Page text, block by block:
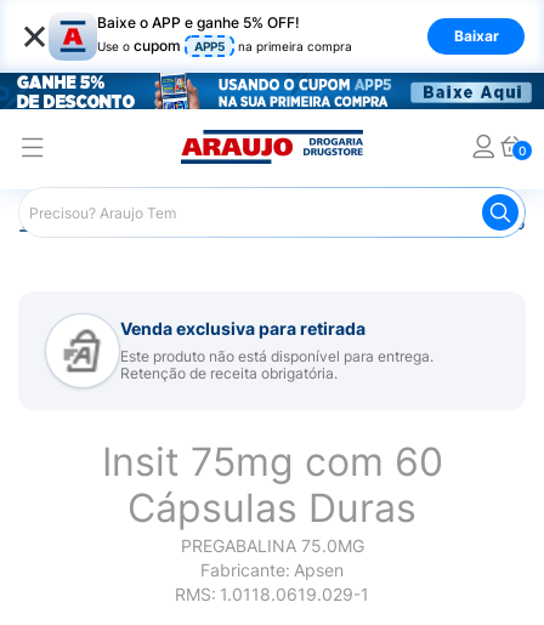
× Baixe o APP e ganhe 5% OFF!
Use o cupom APP5 na primeira compra
Baixar
0
Araujo Medicamentos Remédio para Sistema Nervoso
Venda exclusiva para retirada
Este produto não está disponível para entrega.
Retenção de receita obrigatória.
Insit 75mg com 60
Cápsulas Duras
PREGABALINA 75.0MG
Fabricante: Apsen
RMS: 1.0118.0619.029-1